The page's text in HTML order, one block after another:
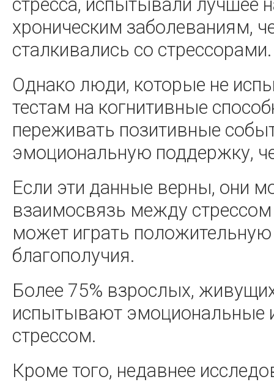
стресса, испытывали лучшее
хроническим заболеваниям,
сталкивались со стрессорами.
Однако люди, которые не
тестам на когнитивные
переживать позитивные
эмоциональную поддержку,
Если эти данные верны, они
взаимосвязь между
может играть
благополучия.
Более 75% взрослых,
испытывают эмоциональные
стрессом.
Кроме того, недавнее